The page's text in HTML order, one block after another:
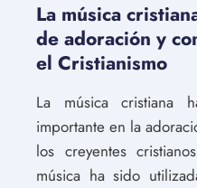
La música
de adoración y
el Cristianismo
La música cristiana
importante en la
los creyentes
música ha sido